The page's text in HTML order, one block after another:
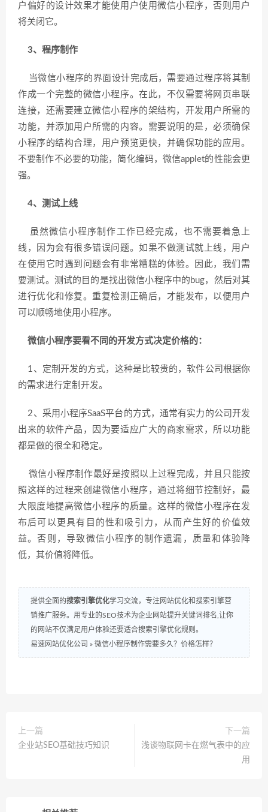
户偏好的设计效果才能使用户使用微信小程序，否则用户
将关闭它。
3、程序制作
当微信小程序的界面设计完成后，需要通过程序将其制
作成一个完整的微信小程序。在此，不仅需要将网页串联
连接，还需要建立微信小程序的架结构，开发用户所需的
功能，并添加用户所需的内容。需要说明的是，必须确保
小程序的结构合理，用户预览更快，并确保功能的应用。
不要制作不必要的功能，简化编码，微信applet的性能会更
强。
4、测试上线
虽然微信小程序制作工作已经完成，也不需要着急上
线，因为会有很多错误问题。如果不做测试就上线，用户
在使用它时遇到问题会有非常糟糕的体验。因此，我们需
要测试。测试的目的是找出微信小程序中的bug，然后对其
进行优化和修复。重复检测正确后，才能发布，以便用户
可以顺畅地使用小程序。
微信小程序要看不同的开发方式决定价格的：
1、定制开发的方式，这种是比较贵的，软件公司根据你
的需求进行定制开发。
2、采用小程序SaaS平台的方式，通常有实力的公司开发
出来的软件产品，因为要适应广大的商家需求，所以功能
都是做的很全和稳定。
微信小程序制作最好是按照以上过程完成，并且只能按
照这样的过程来创建微信小程序，通过将细节控制好，最
大限度地提高微信小程序的质量。这样的微信小程序在发
布后可以更具有目的性和吸引力，从而产生好的价值效
益。否则，导致微信小程序的制作遗漏，质量和体验降
低，其价值将降低。
提供全面的搜索引擎优化学习交流，专注网站优化和搜索引擎营
销推广服务。用专业的SEO技术为企业网站提升关键词排名,让你
的网站不仅满足用户体验还要适合搜索引擎优化规则。
易速网站优化公司 » 微信小程序制作需要多久？价格怎样？
上一篇
企业站SEO基础技巧知识
下一篇
浅谈物联网卡在燃气表中的应
用